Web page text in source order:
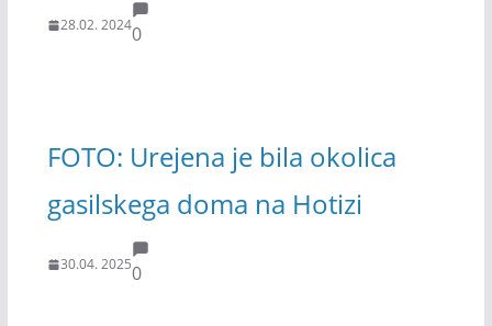
28.02. 20240
FOTO: Urejena je bila okolica
gasilskega doma na Hotizi
30.04. 20250